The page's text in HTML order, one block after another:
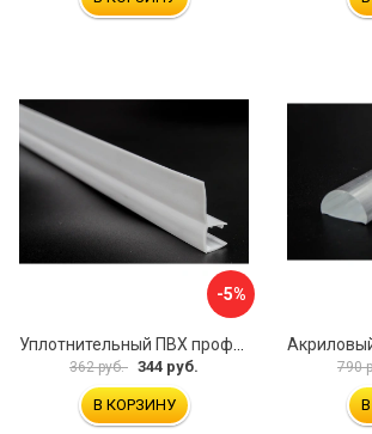
-5%
362 руб. 344 руб.
В КОРЗИНУ
790